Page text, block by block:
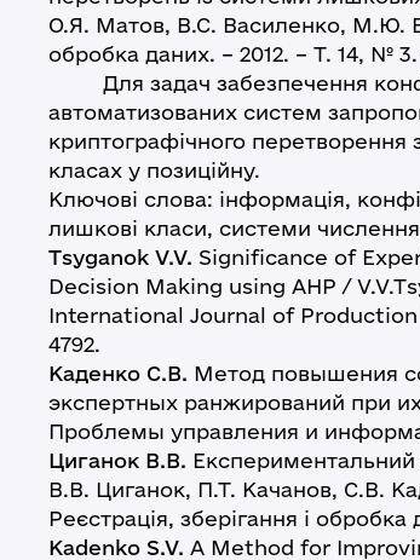
О.Я. Матов, В.С. Василенко, М.Ю.
обробка даних. – 2012. – Т. 14, №
Для задач забезпечення
автоматизованих систем
криптографічного
класах у позиційну.
Ключові слова: інформація,
лишкові класи, системи
Tsyganok V.V. Significance of
Decision Making using AHP /
International Journal of Production
4792.
Каденко С.В. Метод повышения
экспертных ранжирований при
Проблемы управления и
Циганок В.В. Експериментальний
В.В. Циганок, П.Т. Качанов, С.В.
Реєстрація, зберігання і
Kadenko S.V. A Method for